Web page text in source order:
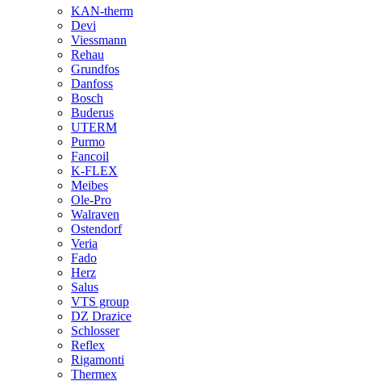
KAN-therm
Devi
Viessmann
Rehau
Grundfos
Danfoss
Bosch
Buderus
UTERM
Purmo
Fancoil
K-FLEX
Meibes
Ole-Pro
Walraven
Ostendorf
Veria
Fado
Herz
Salus
VTS group
DZ Drazice
Schlosser
Reflex
Rigamonti
Thermex